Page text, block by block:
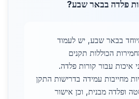
פלדה בבאר שבע?
בבאר שבע, יש לעמוד
הכוללות תקנים
איכות עבור קורות פלדה.
מחייבות עמידה בדרישות התקן
ופלדה מבנית, וכן אישור